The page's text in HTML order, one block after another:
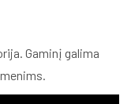
Gaminį galima